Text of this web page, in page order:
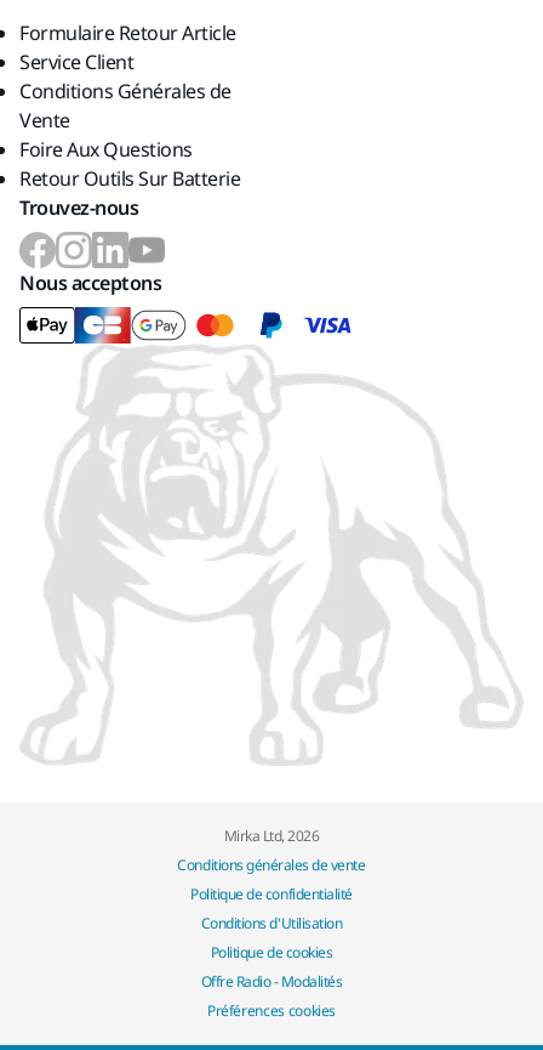
Formulaire Retour Article
Service Client
Conditions Générales de
Vente
Foire Aux Questions
Retour Outils Sur Batterie
Trouvez-nous
Nous acceptons
Mirka Ltd, 2026
Conditions générales de vente
Politique de confidentialité
Conditions d'Utilisation
Politique de cookies
Offre Radio - Modalités
Préférences cookies